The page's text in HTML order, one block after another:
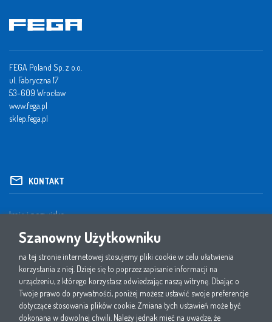
FEGA Poland Sp. z o.o.
ul. Fabryczna 17
53-609 Wrocław
www.fega.pl
sklep.fega.pl
KONTAKT
Szanowny Użytkowniku
na tej stronie internetowej stosujemy pliki cookie w celu ułatwienia
korzystania z niej. Dzieje się to poprzez zapisanie informacji na
urządzeniu, z którego korzystasz odwiedzając naszą witrynę. Dbając o
Twoje prawo do prywatności, poniżej możesz ustawić swoje preferencje
dotyczące stosowania plików cookie. Zmiana tych ustawień może być
dokonana w dowolnej chwili. Należy jednak mieć na uwadze, że